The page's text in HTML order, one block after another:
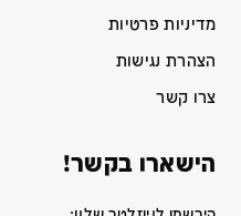
מדיניות פרטיות
הצהרת נגישות
צרו קשר
הישארו בקשר!